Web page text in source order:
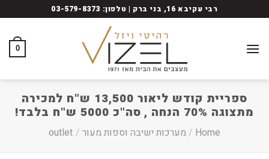
to
רבי עקיבא 16, בני ברק | טלפון: 03-579-8373
0
ספריית קודש ליאור 13,500 ש"ח למכירה
מתצוגה 70% הנחה , סה"כ 5000 ש"ח בלבד!
Home
/ מערכות ישיבה וספות מעור /
outlet